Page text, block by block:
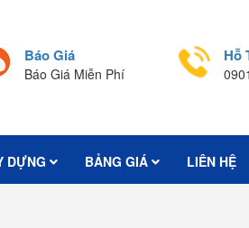
Báo Giá
Báo Giá Miễn Phí
Hỗ
DỰNG BẢNG GIÁ LIÊN HỆ